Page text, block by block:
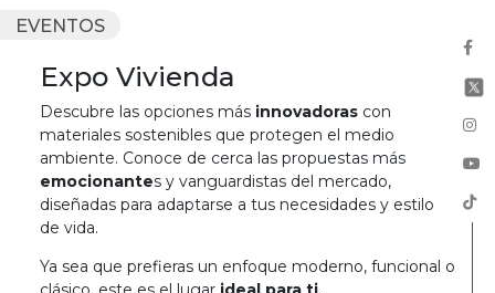
EVENTOS
Expo Vivienda
Descubre las opciones más innovadoras con
materiales sostenibles que protegen el medio
ambiente. Conoce de cerca las propuestas más
emocionantes y vanguardistas del mercado,
diseñadas para adaptarse a tus necesidades y estilo
de vida.
Ya sea que prefieras un enfoque moderno, funcional o